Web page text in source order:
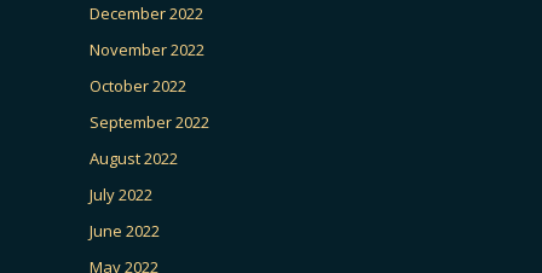
December 2022
November 2022
October 2022
September 2022
August 2022
July 2022
June 2022
May 2022